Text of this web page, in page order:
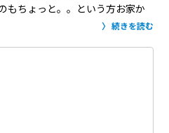
もちょっと。。という方お家か
目渋谷方面へは1時間に
中無休のフィットネジムが入っ
パクトな7.7畳の1ROOM
だろうなというくぼみがあるの
続きを読む